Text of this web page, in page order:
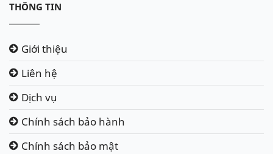
THÔNG TIN
Giới thiệu
Liên hệ
Dịch vụ
Chính sách bảo hành
Chính sách bảo mật